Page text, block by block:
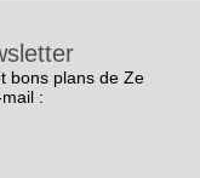
bons plans de Ze
: